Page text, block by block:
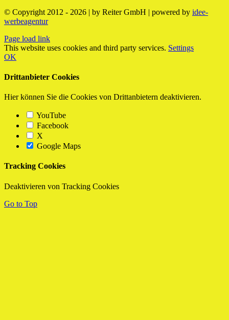
© Copyright 2012 - 2026 | by Reiter GmbH | powered by idee-
werbeagentur
Page load link
This website uses cookies and third party services. Settings
OK
Drittanbieter Cookies
Hier können Sie die Cookies von Drittanbietern deaktivieren.
YouTube
Facebook
X
Google Maps
Tracking Cookies
Deaktivieren von Tracking Cookies
Go to Top